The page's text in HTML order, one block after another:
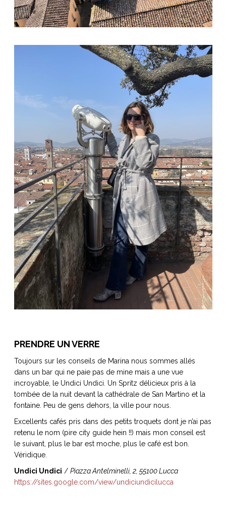
PRENDRE UN VERRE
Toujours sur les conseils de Marina nous sommes allés
dans un bar qui ne paie pas de mine mais a une vue
incroyable, le Undici Undici. Un Spritz délicieux pris à la
tombée de la nuit devant la cathédrale de San Martino et la
fontaine. Peu de gens dehors, la ville pour nous.
Excellents cafés pris dans des petits troquets dont je n’ai pas
retenu le nom (pire city guide hein !!) mais mon conseil est
le suivant, plus le bar est moche, plus le café est bon.
Véridique.
Undici Undici / Piazza Antelminelli, 2, 55100 Lucca
https://sites.google.com/view/undiciundicilucca